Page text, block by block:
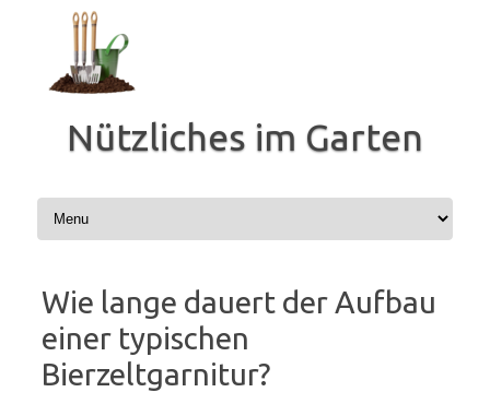
springen
Nützliches im Garten
Wie lange dauert der Aufbau
einer typischen
Bierzeltgarnitur?